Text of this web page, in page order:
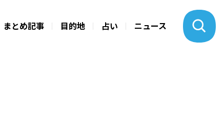
まとめ記事 目的地 占い ニュース